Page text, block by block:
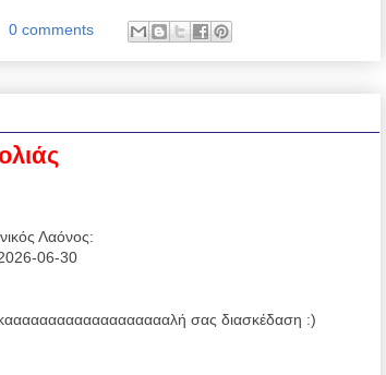
0 comments
Λαόνος:
06-30
σας διασκέδαση :)